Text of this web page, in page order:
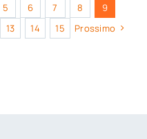
5 6 7 8
9
13 14 15 Prossimo